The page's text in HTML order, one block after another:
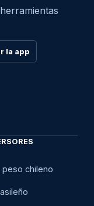
la app
peso chileno